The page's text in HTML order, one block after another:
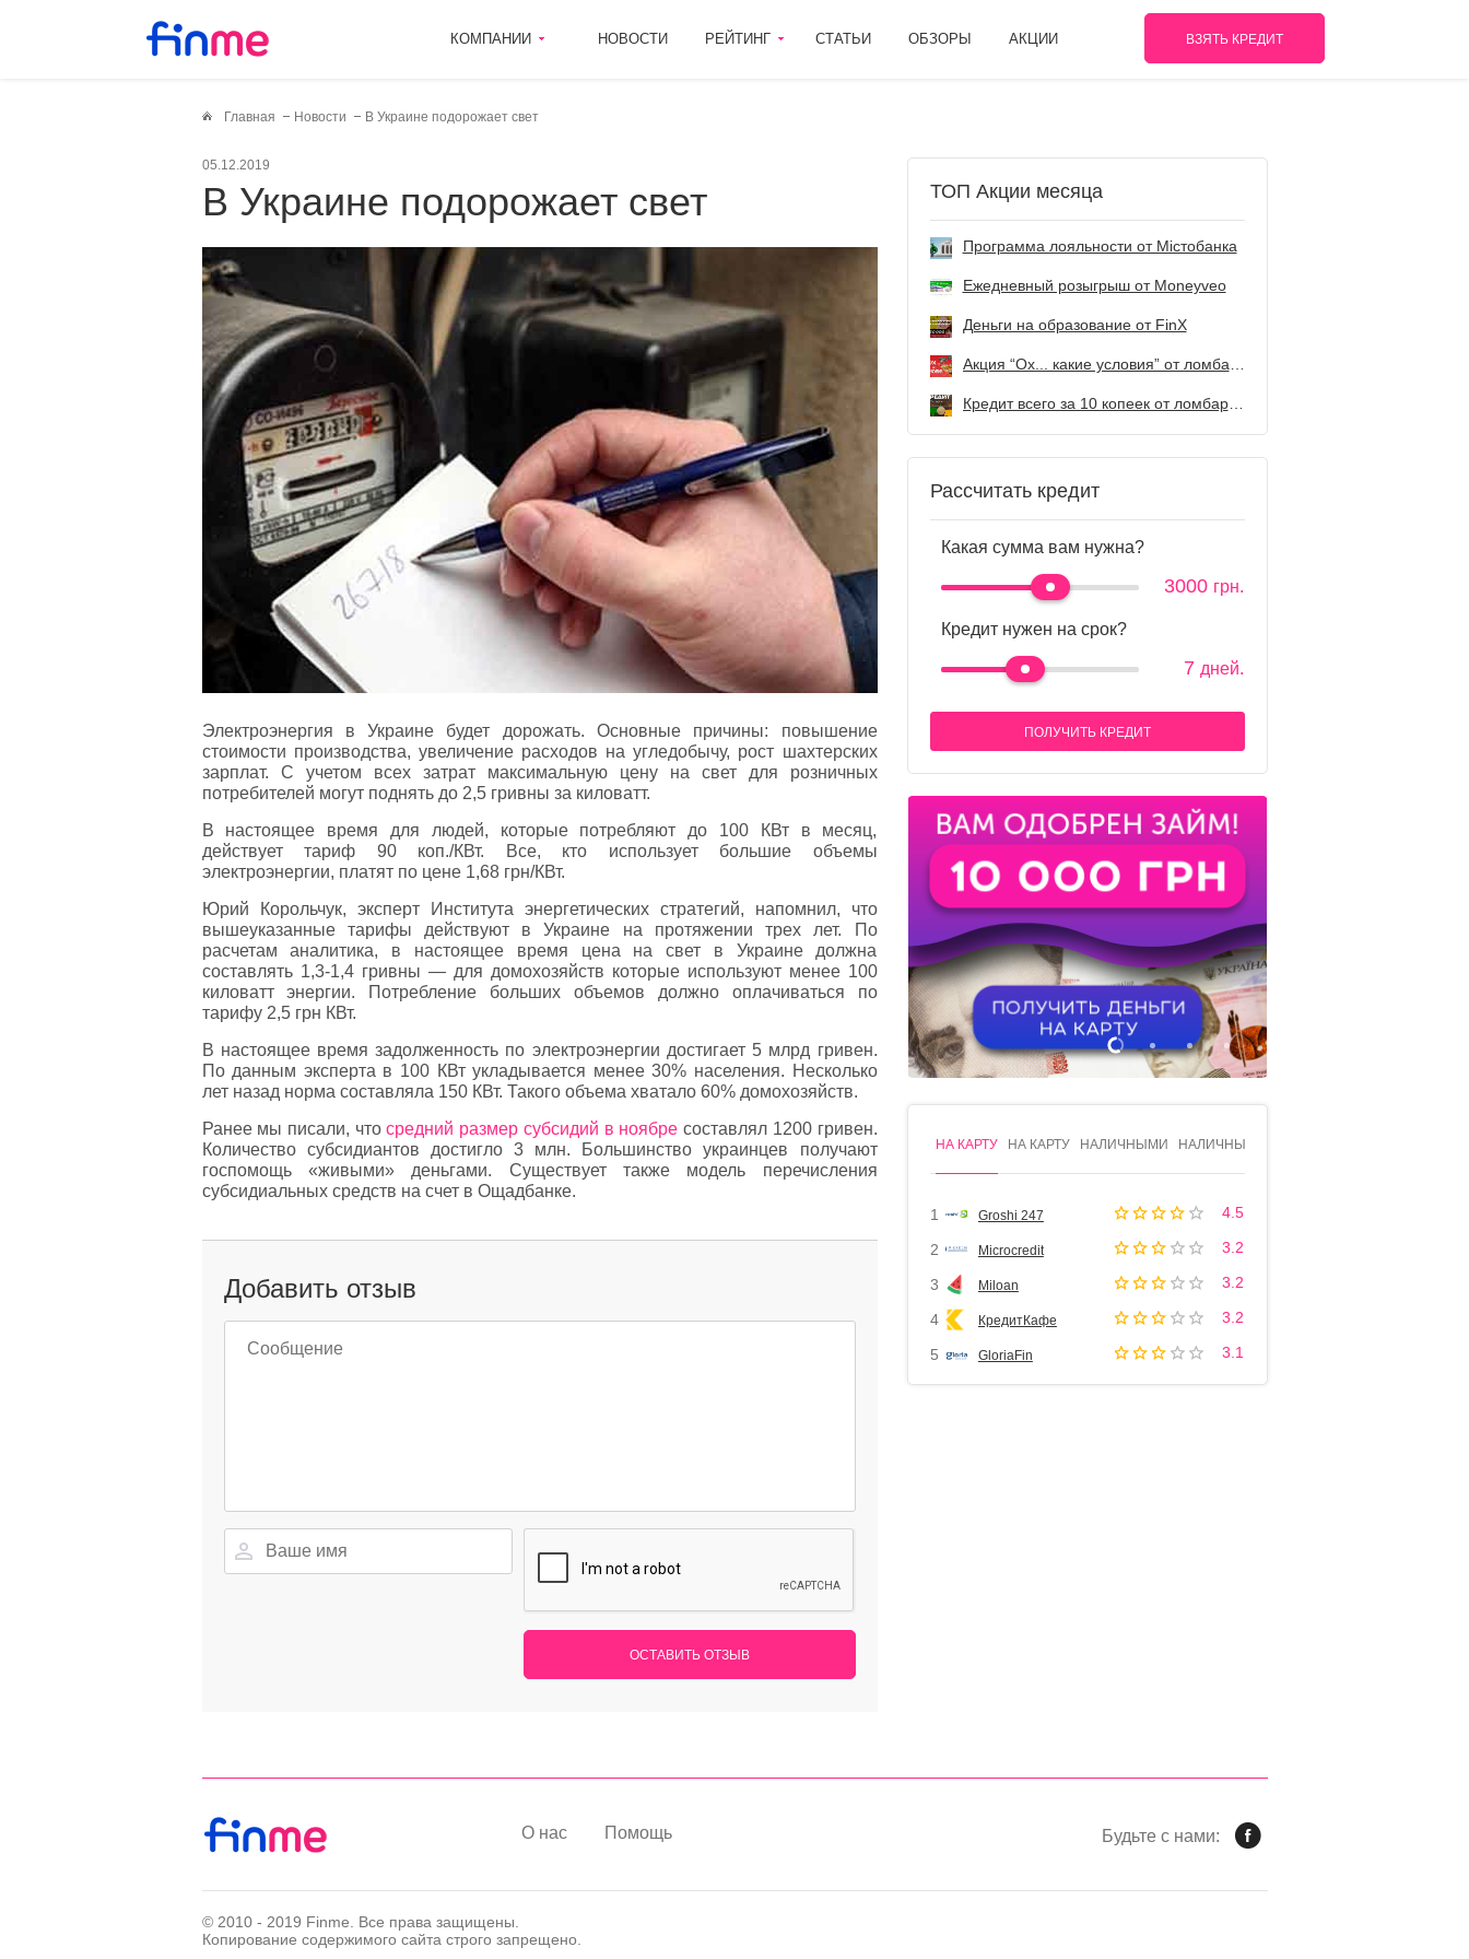
КОМПАНИИ НОВОСТИ РЕЙТИНГ СТАТЬИ ОБЗОРЫ АКЦИИ ВЗЯТЬ КРЕДИТ
Главная Новости В Украине подорожает свет
05.12.2019
В Украине подорожает свет
Электроэнергия в Украине будет дорожать. Основные причины: повышение
стоимости производства, увеличение расходов на угледобычу, рост шахтерских
зарплат. С учетом всех затрат максимальную цену на свет для розничных
потребителей могут поднять до 2,5 гривны за киловатт.
В настоящее время для людей, которые потребляют до 100 КВт в месяц,
действует тариф 90 коп./КВт. Все, кто использует большие объемы
электроэнергии, платят по цене 1,68 грн/КВт.
Юрий Корольчук, эксперт Института энергетических стратегий, напомнил, что
вышеуказанные тарифы действуют в Украине на протяжении трех лет. По
расчетам аналитика, в настоящее время цена на свет в Украине должна
составлять 1,3-1,4 гривны — для домохозяйств которые используют менее 100
киловатт энергии. Потребление больших объемов должно оплачиваться по
тарифу 2,5 грн КВт.
В настоящее время задолженность по электроэнергии достигает 5 млрд гривен.
По данным эксперта в 100 КВт укладывается менее 30% населения. Несколько
лет назад норма составляла 150 КВт. Такого объема хватало 60% домохозяйств.
Ранее мы писали, чтосредний размер субсидий в ноябре составлял 1200 гривен.
Количество субсидиантов достигло 3 млн. Большинство украинцев получают
госпомощь «живыми» деньгами. Существует также модель перечисления
субсидиальных средств на счет в Ощадбанке.
Добавить отзыв
ОСТАВИТЬ ОТЗЫВ
ТОП Акции месяца
Программа лояльности от Містобанка
Ежедневный розыгрыш от Мoneyveo
Деньги на образование от FinX
Кредит всего за 10 копеек от ломбарда Первый
Рассчитать кредит
Какая сумма вам нужна?
3000 грн.
Кредит нужен на срок?
7 дней.
ПОЛУЧИТЬ КРЕДИТ
1 2 3 4
НА КАРТУ НА КАРТУ НАЛИЧНЫМИ НАЛИЧНЫМИ
1 Groshi 247 4.5
2 Microcredit 3.2
3 Miloan 3.2
4 КредитКафе 3.2
5 GloriaFin 3.1
О нас Помощь Будьте с нами:
© 2010 - 2019 Finme. Все права защищены.
Копирование содержимого сайта строго запрещено.